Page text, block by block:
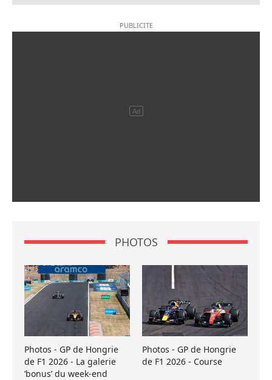
PHOTOS
Photos - GP de Hongrie
de F1 2026 - La galerie
’bonus’ du week-end
Photos - GP de Hongrie
de F1 2026 - Course